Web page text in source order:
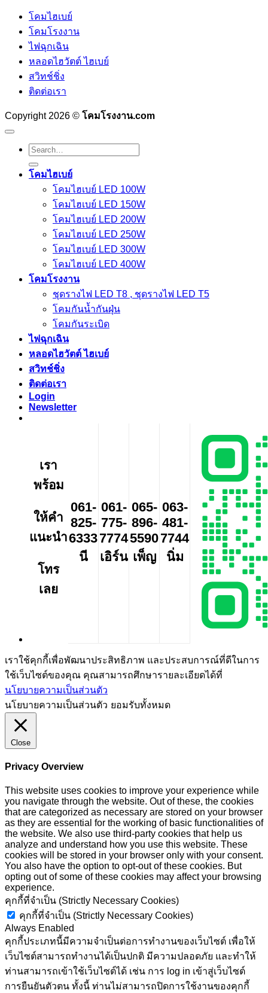
โคมไฮเบย์
โคมโรงงาน
ไฟฉุกเฉิน
หลอดไฮวัตต์ ไฮเบย์
สวิทช์ชิ่ง
ติดต่อเรา
Copyright 2026 © โคมโรงงาน.com
Search
for:
โคมไฮเบย์
โคมไฮเบย์ LED 100W
โคมไฮเบย์ LED 150W
โคมไฮเบย์ LED 200W
โคมไฮเบย์ LED 250W
โคมไฮเบย์ LED 300W
โคมไฮเบย์ LED 400W
โคมโรงงาน
ชุดรางไฟ LED T8 , ชุดรางไฟ LED T5
โคมกันน้ำกันฝุ่น
โคมกันระเบิด
ไฟฉุกเฉิน
หลอดไฮวัตต์ ไฮเบย์
สวิทช์ชิ่ง
ติดต่อเรา
Login
Newsletter
เรา
พร้อม
ให้คำ
แนะนำ
โทร
เลย
061-
825-
6333
นี
061-
775-
7774
เอิร์น
065-
896-
5590
เพ็ญ
063-
481-
7744
นิ่ม
เราใช้คุกกี้เพื่อพัฒนาประสิทธิภาพ และประสบการณ์ที่ดีในการ
ใช้เว็บไซต์ของคุณ คุณสามารถศึกษารายละเอียดได้ที่
นโยบายความเป็นส่วนตัว
นโยบายความเป็นส่วนตัว ยอมรับทั้งหมด
Close
Privacy Overview
This website uses cookies to improve your experience while
you navigate through the website. Out of these, the cookies
that are categorized as necessary are stored on your browser
as they are essential for the working of basic functionalities of
the website. We also use third-party cookies that help us
analyze and understand how you use this website. These
cookies will be stored in your browser only with your consent.
You also have the option to opt-out of these cookies. But
opting out of some of these cookies may affect your browsing
experience.
คุกกี้ที่จำเป็น (Strictly Necessary Cookies)
คุกกี้ที่จำเป็น (Strictly Necessary Cookies)
Always Enabled
คุกกี้ประเภทนี้มีความจำเป็นต่อการทำงานของเว็บไซต์ เพื่อให้
เว็บไซต์สามารถทำงานได้เป็นปกติ มีความปลอดภัย และทำให้
ท่านสามารถเข้าใช้เว็บไซต์ได้ เช่น การ log in เข้าสู่เว็บไซต์
การยืนยันตัวตน ทั้งนี้ ท่านไม่สามารถปิดการใช้งานของคุกกี้